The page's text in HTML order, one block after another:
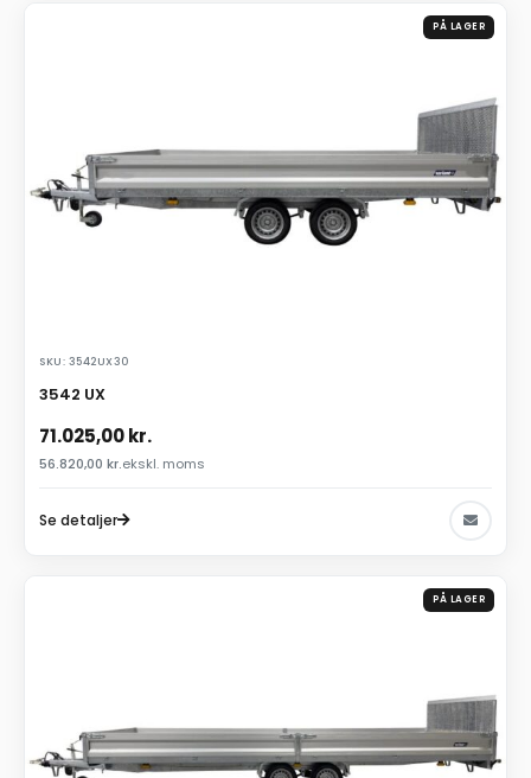
PÅ LAGER
SKU: 3542UX30
3542 UX
71.025,00kr.
56.820,00 kr.ekskl. moms
Se detaljer
PÅ LAGER